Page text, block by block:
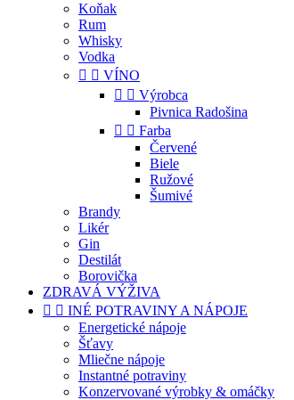
Koňak
Rum
Whisky
Vodka
  VÍNO
  Výrobca
Pivnica Radošina
  Farba
Červené
Biele
Ružové
Šumivé
Brandy
Likér
Gin
Destilát
Borovička
ZDRAVÁ VÝŽIVA
  INÉ POTRAVINY A NÁPOJE
Energetické nápoje
Šťavy
Mliečne nápoje
Instantné potraviny
Konzervované výrobky & omáčky